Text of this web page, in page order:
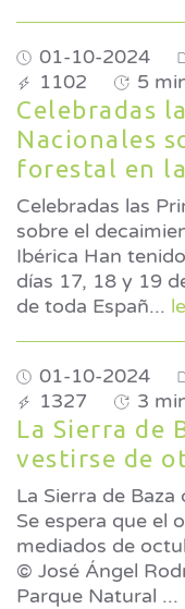
01-10-2024
1102
5
Celebradas
Nacionales
forestal en
Celebradas las
sobre el
Ibérica Han tenido lugar en Nerja (Málaga) los
días 17, 18 y 19
de toda Españ...
01-10-2024
1327
3
La Sierra de
vestirse de
La Sierra de
Se espera que el
mediados de
© José Ángel
Parque Natural ...